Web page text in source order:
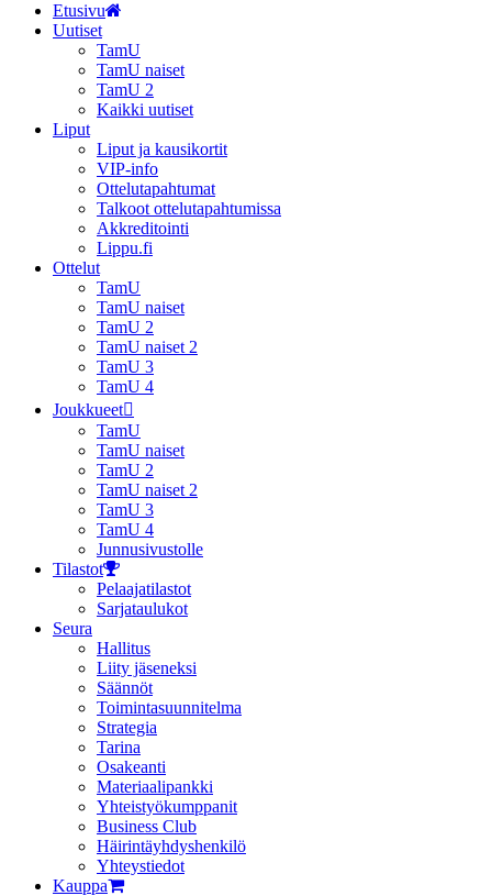
Etusivu
Uutiset
TamU
TamU naiset
TamU 2
Kaikki uutiset
Liput
Liput ja kausikortit
VIP-info
Ottelutapahtumat
Talkoot ottelutapahtumissa
Akkreditointi
Lippu.fi
Ottelut
TamU
TamU naiset
TamU 2
TamU naiset 2
TamU 3
TamU 4
Joukkueet
TamU
TamU naiset
TamU 2
TamU naiset 2
TamU 3
TamU 4
Junnusivustolle
Tilastot
Pelaajatilastot
Sarjataulukot
Seura
Hallitus
Liity jäseneksi
Säännöt
Toimintasuunnitelma
Strategia
Tarina
Osakeanti
Materiaalipankki
Yhteistyö­kumppanit
Business Club
Häirintä­yhdyshenkilö
Yhteystiedot
Kauppa